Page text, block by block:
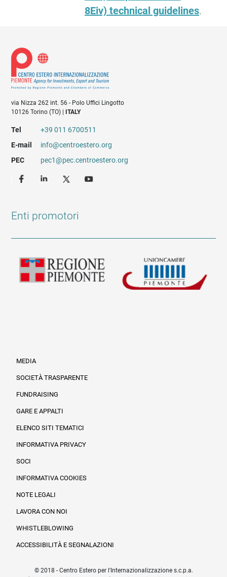
8Eiv) technical guidelines.
via Nizza 262 int. 56 - Polo Uffici Lingotto
10126 Torino (TO) |
ITALY
Tel
+39 011 6700511
E-mail
info@centroestero.org
PEC
pec1@pec.centroestero.org
Enti promotori
MEDIA
SOCIETÀ TRASPARENTE
FUNDRAISING
GARE E APPALTI
ELENCO SITI TEMATICI
INFORMATIVA PRIVACY
SOCI
INFORMATIVA COOKIES
NOTE LEGALI
LAVORA CON NOI
WHISTLEBLOWING
ACCESSIBILITÀ E SEGNALAZIONI
© 2018 - Centro Estero per l'Internazionalizzazione s.c.p.a.